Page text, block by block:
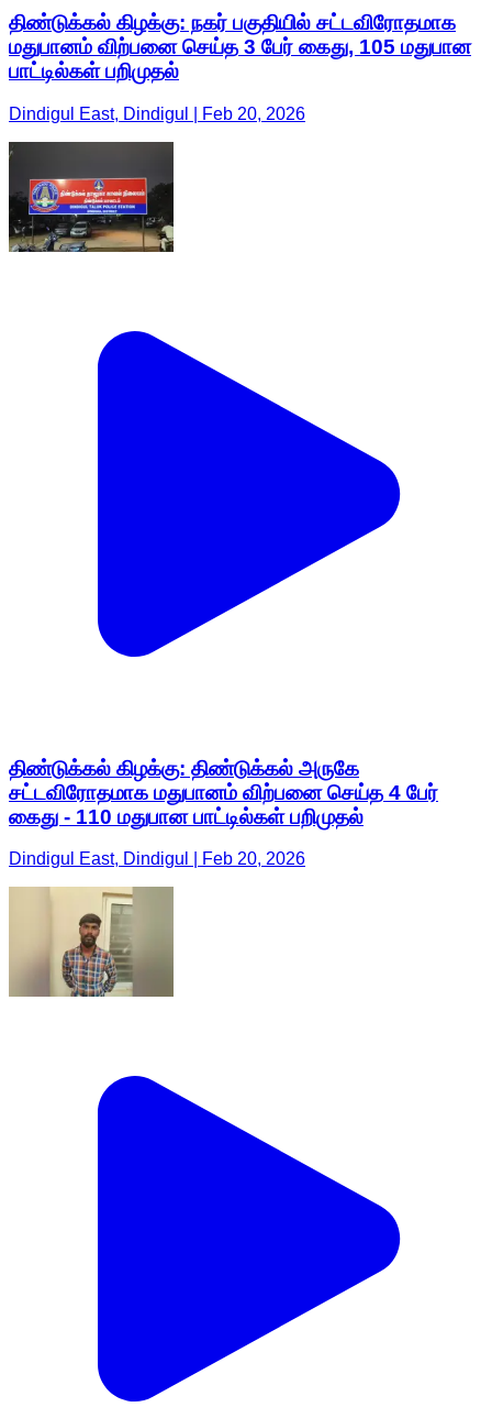
திண்டுக்கல் கிழக்கு: நகர் பகுதியில் சட்டவிரோதமாக
மதுபானம் விற்பனை செய்த 3 பேர் கைது, 105 மதுபான
பாட்டில்கள் பறிமுதல்
Dindigul East, Dindigul | Feb 20, 2026
திண்டுக்கல் கிழக்கு: திண்டுக்கல் அருகே
சட்டவிரோதமாக மதுபானம் விற்பனை செய்த 4 பேர்
கைது - 110 மதுபான பாட்டில்கள் பறிமுதல்
Dindigul East, Dindigul | Feb 20, 2026